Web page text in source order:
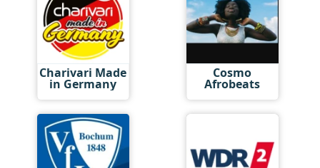
Charivari Made
in Germany
Cosmo
Afrobeats